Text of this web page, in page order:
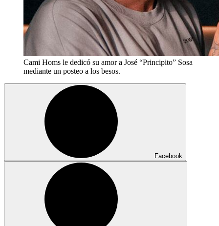
Cami Homs le dedicó su amor a José “Principito” Sosa
mediante un posteo a los besos.
Facebook